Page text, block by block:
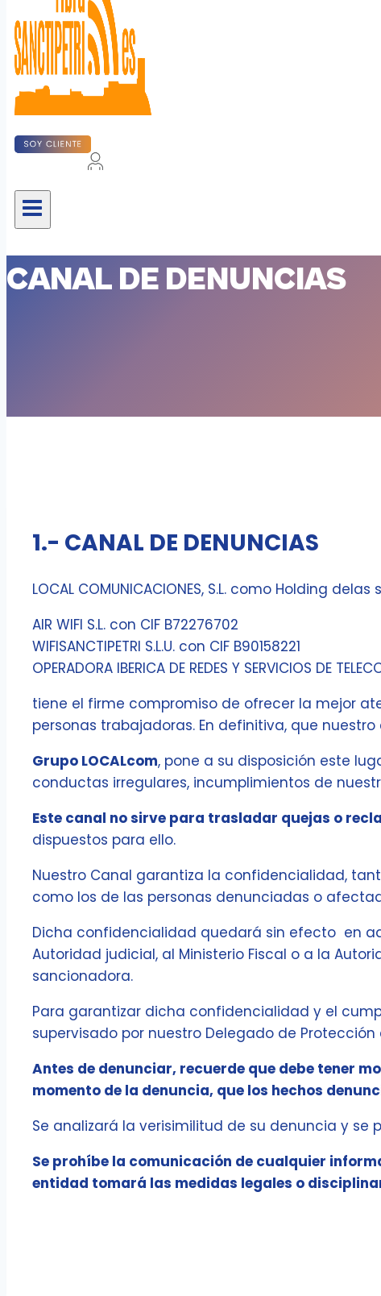
CANAL DE DENUNCIAS
1.- CANAL DE DENUNCIAS
LOCAL COMUNICACIONES, S.L. como Holding
AIR WIFI S.L. con CIF B72276702
WIFISANCTIPETRI S.L.U. con CIF B90158221
OPERADORA IBERICA DE REDES Y SERVICIOS DE
tiene el firme compromiso de ofrecer la mejor
personas trabajadoras. En definitiva, que
Grupo LOCALcom, pone a su disposición este
conductas irregulares, incumplimientos de
Este canal no sirve para trasladar quejas o
dispuestos para ello.
Nuestro Canal garantiza la confidencialidad,
como los de las personas denunciadas o
Dicha confidencialidad quedará sin efecto en
Autoridad judicial, al Ministerio Fiscal o a la
sancionadora.
Para garantizar dicha confidencialidad y el
supervisado por nuestro Delegado de Protección
Antes de denunciar, recuerde que debe tener
momento de la denuncia, que los hechos
Se analizará la verisimilitud de su denuncia y
Se prohíbe la comunicación de cualquier
entidad tomará las medidas legales o